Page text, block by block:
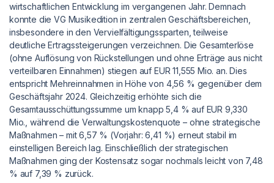
wirtschaftlichen Entwicklung im vergangenen Jahr. Demnach
konnte die VG Musikedition in zentralen Geschäftsbereichen,
insbesondere in den Vervielfältigungssparten, teilweise
deutliche Ertragssteigerungen verzeichnen. Die Gesamterlöse
(ohne Auflösung von Rückstellungen und ohne Erträge aus nicht
verteilbaren Einnahmen) stiegen auf EUR 11,555 Mio. an. Dies
entspricht Mehreinnahmen in Höhe von 4,56 % gegenüber dem
Geschäftsjahr 2024. Gleichzeitig erhöhte sich die
Gesamtausschüttungssumme um knapp 5,4 % auf EUR 9,330
Mio., während die Verwaltungskostenquote – ohne strategische
Maßnahmen – mit 6,57 % (Vorjahr: 6,41 %) erneut stabil im
einstelligen Bereich lag. Einschließlich der strategischen
Maßnahmen ging der Kostensatz sogar nochmals leicht von 7,48
% auf 7,39 % zurück.